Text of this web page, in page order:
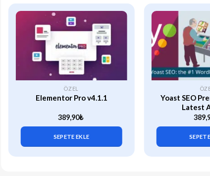
ÖZEL
Elementor Pro v4.1.1
389,90₺
SEPETE EKLE
Yoast SEO
Latest